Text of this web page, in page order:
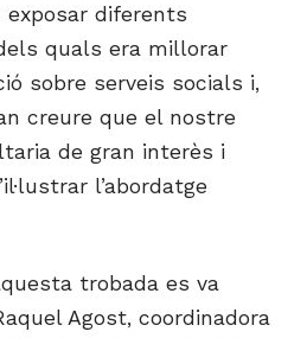
exposar diferents
quals era millorar
sobre serveis socials i,
creure que el nostre
de gran interès i
l’abordatge
trobada es va
Agost, coordinadora